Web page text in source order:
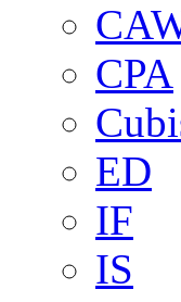
CPA
ED
IF
IS